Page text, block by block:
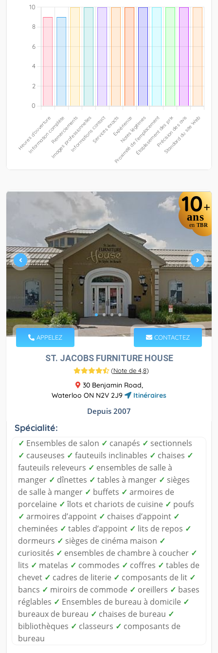
10+
ans
en TBR
APPELEZ CONTACTEZ
ST. JACOBS FURNITURE HOUSE
(Note de 4,8)
30 Benjamin Road,
Waterloo ON N2V 2J9
Itinéraires
Depuis 2007
Spécialité:
✓ Ensembles de salon ✓ canapés ✓ sectionnels
✓ causeuses ✓ fauteuils inclinables ✓ chaises ✓
fauteuils releveurs ✓ ensembles de salle à
manger ✓ dînettes ✓ tables à manger ✓ sièges
de salle à manger ✓ buffets ✓ armoires de
porcelaine ✓îlots et chariots de cuisine ✓ poufs
✓ armoires d’appoint ✓ chaises d’appoint ✓
cheminées ✓ tables d’appoint ✓ lits de repos ✓
dormeurs ✓ sièges de cinéma maison ✓
curiosités ✓ ensembles de chambre à coucher ✓
lits ✓ matelas ✓ commodes ✓ coffres ✓ tables de
chevet ✓ cadres de literie ✓ composants de lit ✓
bancs ✓ miroirs de commode ✓ oreillers ✓ bases
réglables ✓ Ensembles de bureau à domicile ✓
bureaux de bureau ✓ chaises de bureau ✓
bibliothèques ✓ classeurs ✓ composants de
bureau